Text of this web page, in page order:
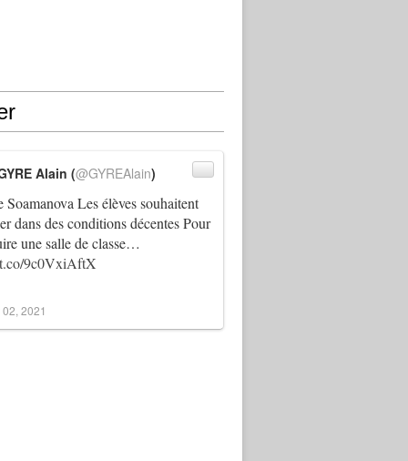
Soamanova Les élèves souhaitent
dans des conditions décentes Pour
une salle de classe…
9c0VxiAftX
Alain (@GYREAlain)
2021